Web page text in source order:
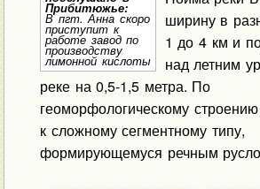
Прибитюжье:
В пгт. Анна скоро
приступит к
работе завод по
производству
лимонной кислоты
ширину в
1 до 4 км и
над летним
реке на 0,5-1,5 метра. По
геоморфологическому
к сложному сегментному типу,
формирующемуся речным